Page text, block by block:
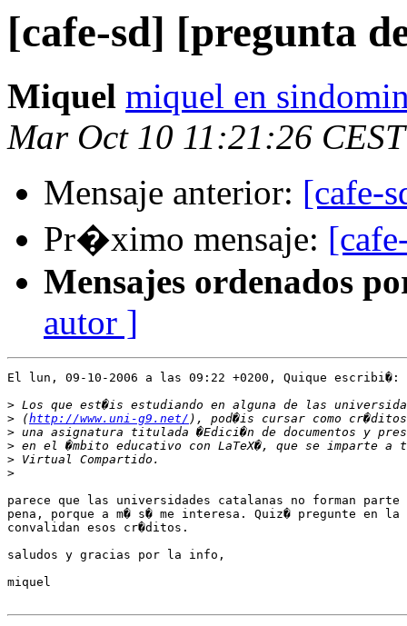
[cafe-sd] [pregunta
Miquel miquel en
Mar Oct 10 11:21:26
Mensaje anterior: [cafe-
Pr�ximo mensaje:
Mensajes ordenados
autor ]
El lun, 09-10-2006 a las 09:22 +0200, Quique escribi�:
>
> (http://www.uni-g9.net/
>
>
>
>
parece que las universidades catalanas no forman
pena, porque a m� s� me interesa. Quiz� pregunte en la
convalidan esos cr�ditos.
saludos y gracias por la info,
miquel